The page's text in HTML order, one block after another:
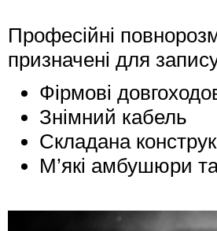
Професійні
призначені для
Фірмові
Знімний кабель
Складана
М’які амбушюри та